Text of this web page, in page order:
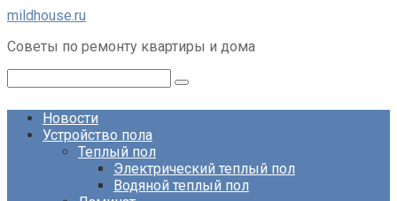
Перейти
контенту
mildhouse.ru
Советы по ремонту квартиры и дома
Новости
Устройство пола
Теплый пол
Электрический теплый пол
Водяной теплый пол